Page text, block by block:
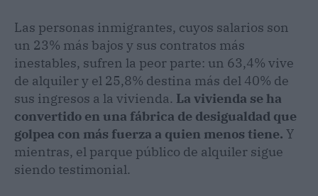
Las personas inmigrantes, cuyos salarios son
un 23% más bajos y sus contratos más
inestables, sufren la peor parte: un 63,4% vive
de alquiler y el 25,8% destina más del 40% de
sus ingresos a la vivienda. La vivienda se ha
convertido en una fábrica de desigualdad que
golpea con más fuerza a quien menos tiene. Y
mientras, el parque público de alquiler sigue
siendo testimonial.